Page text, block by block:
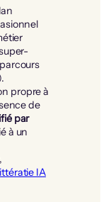
propre à
de
par
à un
IA